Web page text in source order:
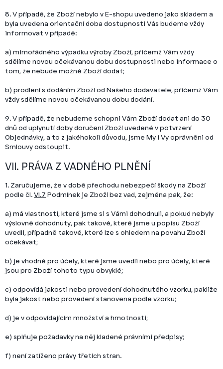
8. V případě, že Zboží nebylo v E-shopu uvedeno jako skladem a
byla uvedena orientační doba dostupnosti Vás budeme vždy
informovat v případě:
a) mimořádného výpadku výroby Zboží, přičemž Vám vždy
sdělíme novou očekávanou dobu dostupnosti nebo informace o
tom, že nebude možné Zboží dodat;
b) prodlení s dodáním Zboží od Našeho dodavatele, přičemž Vám
vždy sdělíme novou očekávanou dobu dodání.
9.V případě, že nebudeme schopni Vám Zboží dodat ani do 30
dnů od uplynutí doby doručení Zboží uvedené v potvrzení
Objednávky, a to z jakéhokoli důvodu, jsme My i Vy oprávněni od
Smlouvy odstoupit.
VII. PRÁVA Z VADNÉHO PLNĚNÍ
1. Zaručujeme, že v době přechodu nebezpečí škody na Zboží
podle čl.VI.7 Podmínek je Zboží bez vad, zejména pak, že:
a) má vlastnosti, které jsme si s Vámi dohodnuli, a pokud nebyly
výslovně dohodnuty, pak takové, které jsme u popisu Zboží
uvedli, případně takové, které lze s ohledem na povahu Zboží
očekávat;
b) je vhodné pro účely, které jsme uvedli nebo pro účely, které
jsou pro Zboží tohoto typu obvyklé;
c) odpovídá jakosti nebo provedení dohodnutého vzorku, pakliže
byla jakost nebo provedení stanovena podle vzorku;
d) je v odpovídajícím množství a hmotnosti;
e) splňuje požadavky na něj kladené právními předpisy;
f) není zatíženo právy třetích stran.